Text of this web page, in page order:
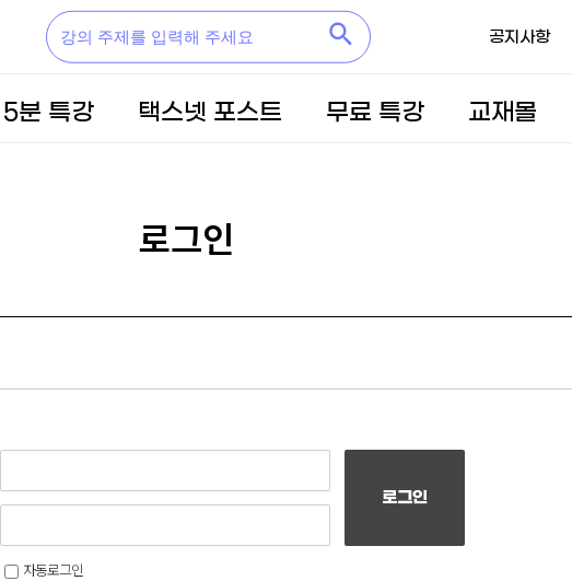
공지사항
5분 특강 택스넷 포스트 무료 특강 교재몰
로그인
자동로그인
로그인